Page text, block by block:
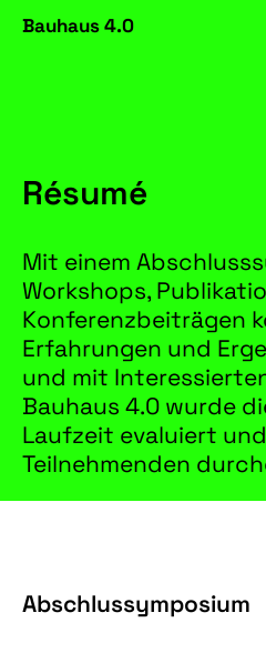
Bauhaus 4.0
Résumé
Mit einem
Workshops,
Konferenzbeiträgen
Erfahrungen und
und mit
Bauhaus 4.0 wurde
Laufzeit evaluiert
Teilnehmenden
Abschlussymposium